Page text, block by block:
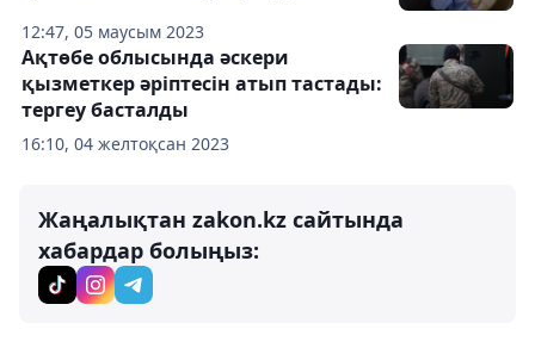
12:47, 05 маусым 2023
16:10, 04 желтоқсан 2023
Ақтөбе облысында әскери
қызметкер әріптесін атып тастады:
тергеу басталды
Жаңалықтан zakon.kz сайтында
хабардар болыңыз: